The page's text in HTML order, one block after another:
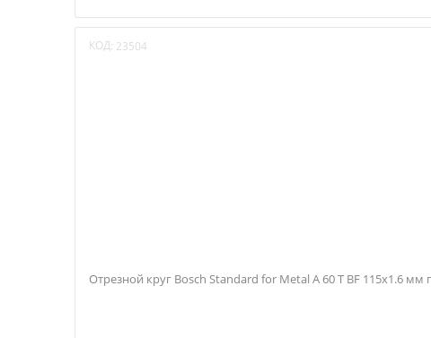
КОД: 23504
Отрезной круг Bosch Standard for Metal A 60 T BF 115х1.6